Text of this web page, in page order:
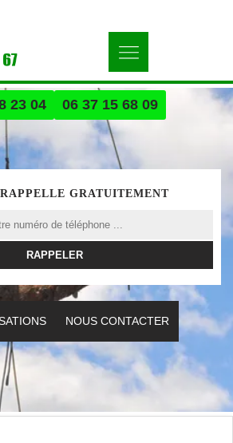
23 04 06 37 15 68 09
GRATUITEMENT
NOUS CONTACTER